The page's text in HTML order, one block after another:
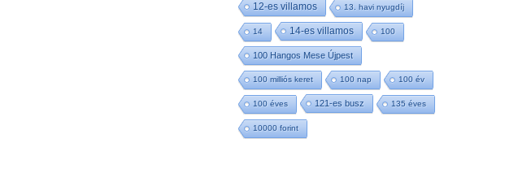
12-es villamos 13. havi nyugdíj
14 14-es villamos 100
100 Hangos Mese Újpest
100 milliós keret 100 nap 100 év
100 éves 121-es busz 135 éves
10000 forint